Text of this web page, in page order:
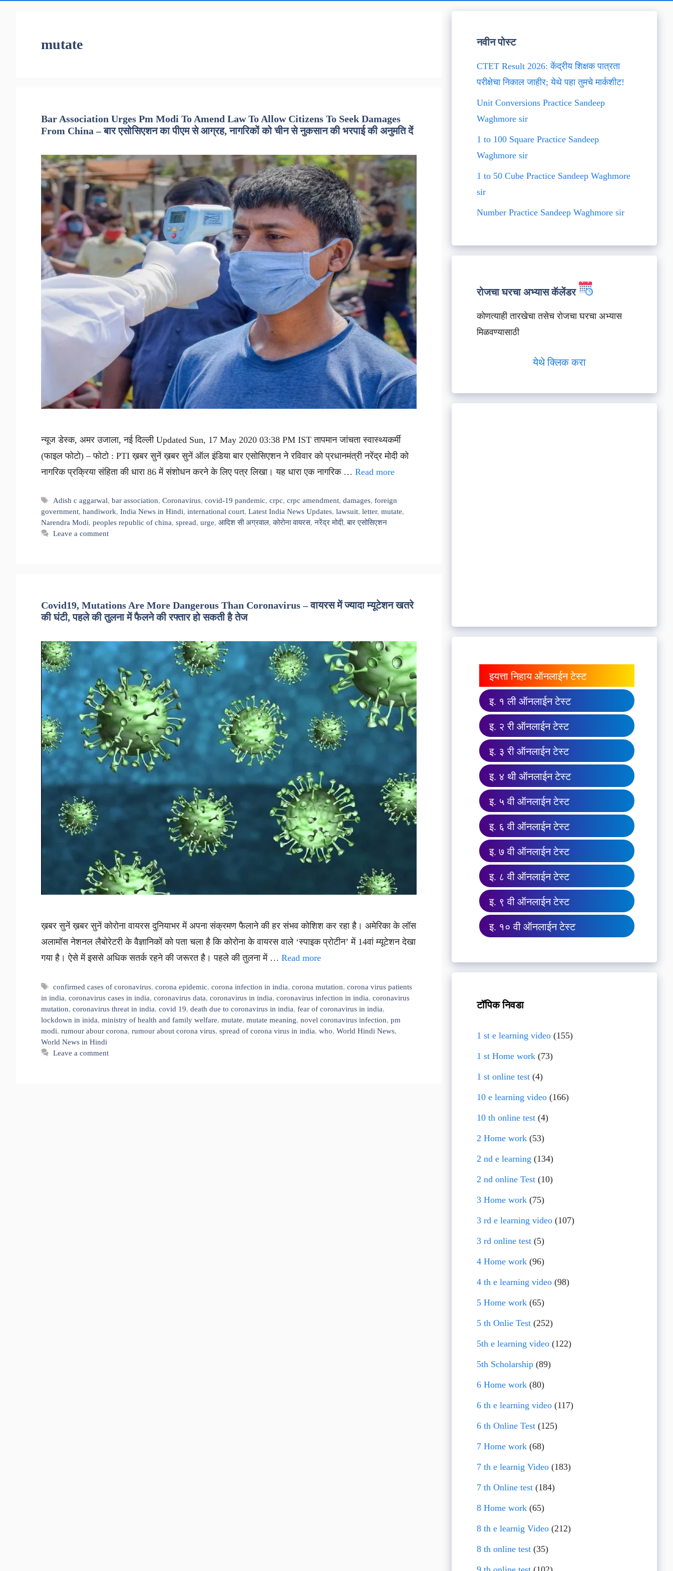
mutate
Bar Association Urges Pm Modi To Amend Law To Allow Citizens To Seek Damages
From China – बार एसोसिएशन का पीएम से आग्रह, नागरिकों को चीन से नुकसान की भरपाई की अनुमति दें
न्यूज डेस्क, अमर उजाला, नई दिल्ली Updated Sun, 17 May 2020 03:38 PM IST तापमान जांचता स्वास्थ्यकर्मी
(फाइल फोटो) – फोटो : PTI ख़बर सुनें ख़बर सुनें ऑल इंडिया बार एसोसिएशन ने रविवार को प्रधानमंत्री नरेंद्र मोदी को
नागरिक प्रक्रिया संहिता की धारा 86 में संशोधन करने के लिए पत्र लिखा। यह धारा एक नागरिक … Read more
Tags
Adish c aggarwal,bar association,Coronavirus,covid-19 pandemic,crpc,crpc amendment,damages,foreign
government, handiwork, India News in Hindi, international court, Latest India News Updates, lawsuit, letter, mutate,
Narendra Modi, peoples republic of china, spread, urge, आदिश सी अग्रवाल,कोरोना वायरस,नरेंद्र मोदी,बार एसोसिएशन
Leave a comment
Covid19, Mutations Are More Dangerous Than Coronavirus – वायरस में ज्यादा म्यूटेशन खतरे
की घंटी, पहले की तुलना में फैलने की रफ्तार हो सकती है तेज
ख़बर सुनें ख़बर सुनें कोरोना वायरस दुनियाभर में अपना संक्रमण फैलाने की हर संभव कोशिश कर रहा है। अमेरिका के लॉस
अलामॉस नेशनल लैबोरेटरी के वैज्ञानिकों को पता चला है कि कोरोना के वायरस वाले ‘स्पाइक प्रोटीन’ में 14वां म्यूटेशन देखा
गया है। ऐसे में इससे अधिक सतर्क रहने की जरूरत है। पहले की तुलना में … Read more
Tags
confirmed cases of coronavirus,corona epidemic,corona infection in india,corona mutation,corona virus patients
in india, coronavirus cases in india, coronavirus data, coronavirus in india, coronavirus infection in india, coronavirus
mutation, coronavirus threat in india, covid 19, death due to coronavirus in india, fear of coronavirus in india,
lockdown in inida, ministry of health and family welfare, mutate, mutate meaning, novel coronavirus infection, pm
modi, rumour abour corona, rumour about corona virus, spread of corona virus in india, who, World Hindi News,
World News in Hindi
Leave a comment
नवीन पोस्ट
CTET Result 2026: केंद्रीय शिक्षक पात्रता
परीक्षेचा निकाल जाहीर; येथे पहा तुमचे मार्कशीट!
Unit Conversions Practice Sandeep
Waghmore sir
1 to 100 Square Practice Sandeep
Waghmore sir
1 to 50 Cube Practice Sandeep Waghmore
sir
Number Practice Sandeep Waghmore sir
रोजचा घरचा अभ्यास कॅलेंडर
कोणत्याही तारखेचा तसेच रोजचा घरचा अभ्यास
मिळवण्यासाठी
येथे क्लिक करा
इयत्ता निहाय ऑनलाईन टेस्ट
इ. १ ली ऑनलाईन टेस्ट
इ. २ री ऑनलाईन टेस्ट
इ. ३ री ऑनलाईन टेस्ट
इ. ४ थी ऑनलाईन टेस्ट
इ. ५ वी ऑनलाईन टेस्ट
इ. ६ वी ऑनलाईन टेस्ट
इ. ७ वी ऑनलाईन टेस्ट
इ. ८ वी ऑनलाईन टेस्ट
इ. ९ वी ऑनलाईन टेस्ट
इ. १० वी ऑनलाईन टेस्ट
टॉपिक निवडा
1 st e learning video(155)
1 st Home work(73)
1 st online test(4)
10 e learning video(166)
10 th online test(4)
2 Home work(53)
2 nd e learning (134)
2 nd online Test(10)
3 Home work(75)
3 rd e learning video(107)
3 rd online test(5)
4 Home work(96)
4 th e learning video(98)
5 Home work(65)
5 th Onlie Test(252)
5th e learning video(122)
5th Scholarship(89)
6 Home work(80)
6 th e learning video(117)
6 th Online Test(125)
7 Home work(68)
7 th e learnig Video(183)
7 th Online test(184)
8 Home work(65)
8 th e learnig Video(212)
8 th online test(35)